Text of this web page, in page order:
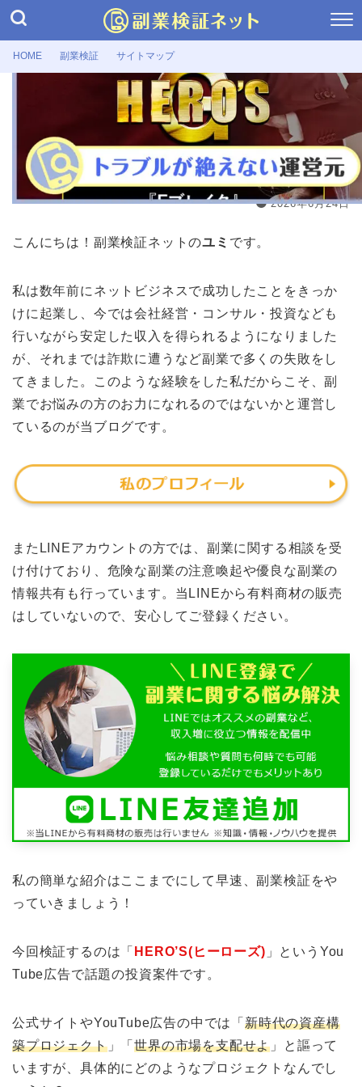
HOME 副業検証 サイトマップ
森田岳のHERO’S(ヒーローズ)は詐
欺？資産構築プロジェクトの詳細・口
コミ
2026年6月24日
こんにちは！副業検証ネットのユミ です。
私は数年前にネットビジネスで成功したことをきっか
けに起業し、今では会社経営・コンサル・投資なども
行いながら安定した収入を得られるようになりました
が、それまでは詐欺に遭うなど副業で多くの失敗をし
てきました。このような経験をした私だからこそ、副
業でお悩みの方のお力になれるのではないかと運営し
ているのが当ブログです。
またLINEアカウントの方では、副業に関する相談を受
け付けており、危険な副業の注意喚起や優良な副業の
情報共有も行っています。当LINEから有料商材の販売
はしていないので、安心してご登録ください。
私の簡単な紹介はここまでにして早速、副業検証をや
っていきましょう！
今回検証するのは「 HERO’S(ヒーローズ) 」というYou
Tube広告で話題の投資案件です。
公式サイトやYouTube広告の中では「 新時代の資産構
築プロジェクト」「世界の市場を支配せよ 」と謳って
いますが、具体的にどのようなプロジェクトなんでし